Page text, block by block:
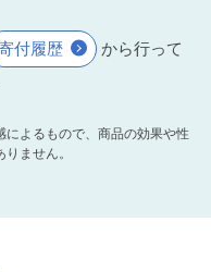
付履歴
から行って
よるもので、商品の効果や性
ません。